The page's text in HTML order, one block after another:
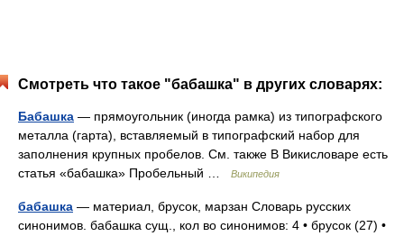
Смотреть что такое "бабашка" в других словарях:
Бабашка — прямоугольник (иногда рамка) из типографского
металла (гарта), вставляемый в типографский набор для
заполнения крупных пробелов. См. также В Викисловаре есть
статья «бабашка» Пробельный …
Википедия
бабашка — материал, брусок, марзан Словарь русских
синонимов. бабашка сущ., кол во синонимов: 4 • брусок (27) •